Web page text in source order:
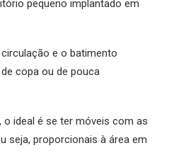
e o batimento
copa ou de pouca
o ideal é se ter móveis com as
seja, proporcionais à área em